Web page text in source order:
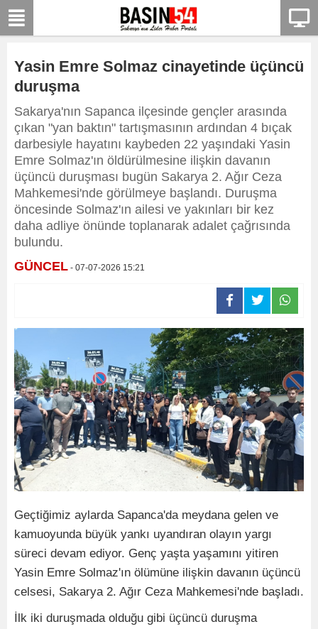
Yasin Emre Solmaz cinayetinde üçüncü
duruşma
Sakarya'nın Sapanca ilçesinde gençler arasında
çıkan "yan baktın" tartışmasının ardından 4 bıçak
darbesiyle hayatını kaybeden 22 yaşındaki Yasin
Emre Solmaz'ın öldürülmesine ilişkin davanın
üçüncü duruşması bugün Sakarya 2. Ağır Ceza
Mahkemesi'nde görülmeye başlandı. Duruşma
öncesinde Solmaz'ın ailesi ve yakınları bir kez
daha adliye önünde toplanarak adalet çağrısında
bulundu.
GÜNCEL - 07-07-2026 15:21
Geçtiğimiz aylarda Sapanca'da meydana gelen ve
kamuoyunda büyük yankı uyandıran olayın yargı
süreci devam ediyor. Genç yaşta yaşamını yitiren
Yasin Emre Solmaz'ın ölümüne ilişkin davanın üçüncü
celsesi, Sakarya 2. Ağır Ceza Mahkemesi'nde başladı.
İlk iki duruşmada olduğu gibi üçüncü duruşma